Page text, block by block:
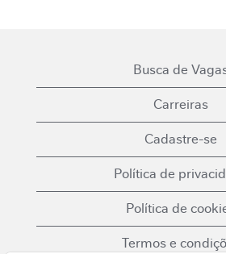
Busca de
Carreiras
Cadastre-se
Política de
Política de
Termos e